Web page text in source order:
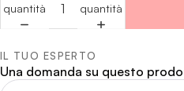
quantità
quantità
IL TUO ESPERTO
Una domanda su questo